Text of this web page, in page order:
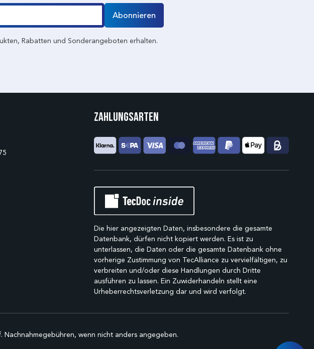
Abonnieren
Rabatten und Sonderangeboten erhalten.
Zahlungsarten
Die hier angezeigten Daten, insbesondere die gesamte
Datenbank, dürfen nicht kopiert werden. Es ist zu
unterlassen, die Daten oder die gesamte Datenbank ohne
vorherige Zustimmung von TecAlliance zu vervielfältigen, zu
verbreiten und/oder diese Handlungen durch Dritte
ausführen zu lassen. Ein Zuwiderhandeln stellt eine
Urheberrechtsverletzung dar und wird verfolgt.
Nachnahmegebühren, wenn nicht anders angegeben.